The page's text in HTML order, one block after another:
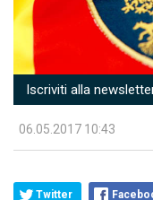
Iscriviti alla
06.05.2017 10:43
Twitter